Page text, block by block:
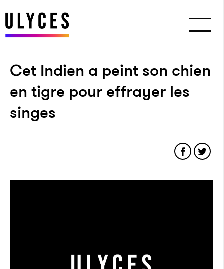
Cet Indien a peint son chien
en tigre pour effrayer les
singes